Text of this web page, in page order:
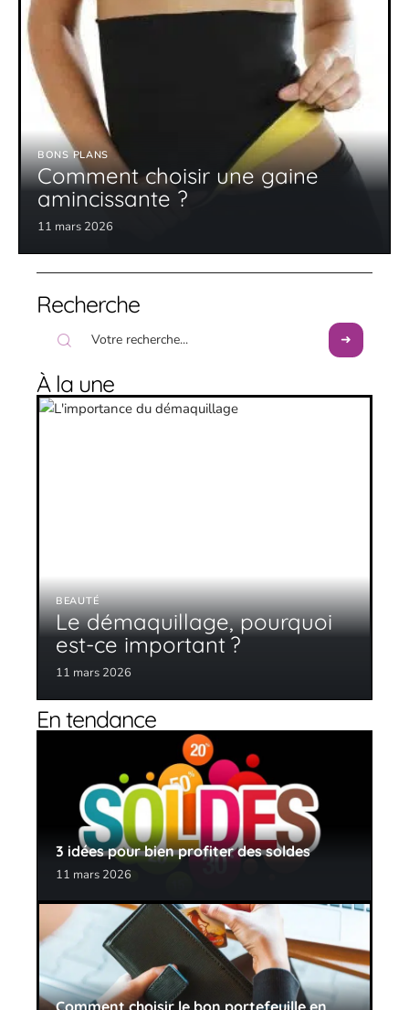
BONS PLANS
Comment choisir une gaine
amincissante ?
11 mars 2026
Recherche
À la une
BEAUTÉ
Le démaquillage, pourquoi
est-ce important ?
11 mars 2026
En tendance
3 idées pour bien profiter des soldes
11 mars 2026
Comment choisir le bon portefeuille en